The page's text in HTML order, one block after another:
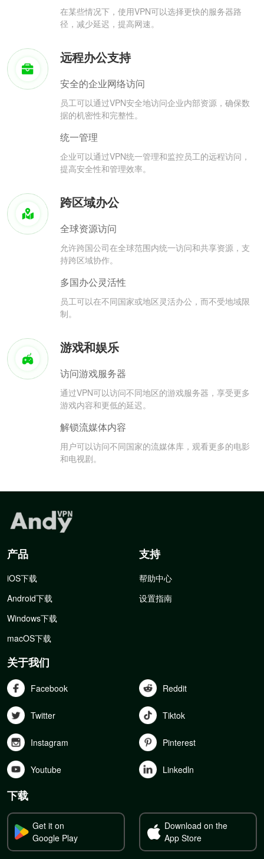
在某些情况下，使用VPN可以选择更快的服务器路
径，减少延迟，提高网速。
远程办公支持
安全的企业网络访问
员工可以通过VPN安全地访问企业内部资源，确保数
据的机密性和完整性。
统一管理
企业可以通过VPN统一管理和监控员工的远程访问，
提高安全性和管理效率。
跨区域办公
全球资源访问
允许跨国公司在全球范围内统一访问和共享资源，支
持跨区域协作。
多国办公灵活性
员工可以在不同国家或地区灵活办公，而不受地域限
制。
游戏和娱乐
访问游戏服务器
通过VPN可以访问不同地区的游戏服务器，享受更多
游戏内容和更低的延迟。
解锁流媒体内容
用户可以访问不同国家的流媒体库，观看更多的电影
和电视剧。
产品
iOS下载
Android下载
Windows下载
macOS下载
支持
帮助中心
设置指南
关于我们
Facebook Reddit
Twitter Tiktok
Instagram Pinterest
Youtube Linkedln
下载
Get it on
Google Play
Download on the
App Store